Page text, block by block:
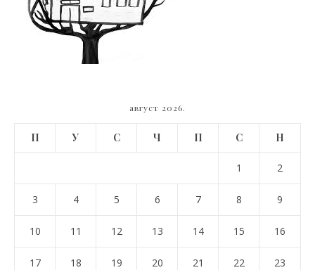
август 2026.
П У С Ч П С Н
1 2
3 4 5 6 7 8 9
10 11 12 13 14 15 16
17 18 19 20 21 22 23